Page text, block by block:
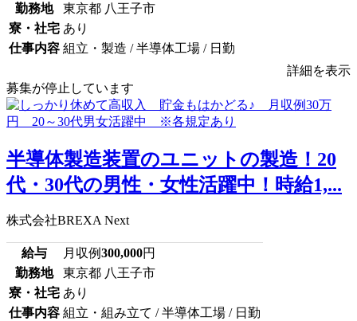
勤務地
東京都 八王子市
寮・社宅 あり
仕事内容 組立・製造 / 半導体工場 / 日勤
詳細を表示
募集が停止しています
半導体製造装置のユニットの製造！20
代・30代の男性・女性活躍中！時給1,...
株式会社BREXA Next
給与 月収例300,000円
勤務地
東京都 八王子市
寮・社宅 あり
仕事内容 組立・組み立て / 半導体工場 / 日勤